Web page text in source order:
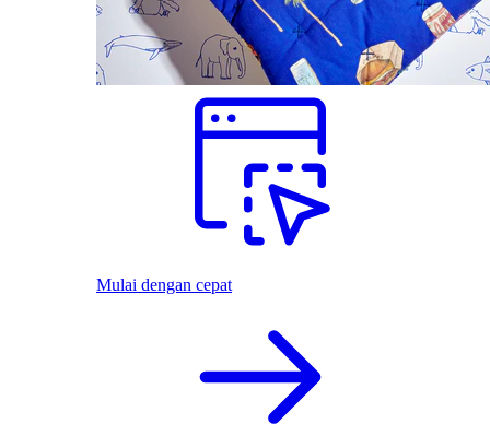
Mulai dengan cepat